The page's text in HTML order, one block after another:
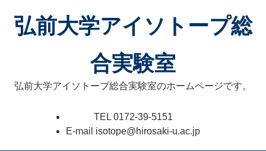
弘前大学アイソトープ総
合実験室
弘前大学アイソトープ総合実験室のホームページです。
TEL 0172-39-5151
E-mail isotope@hirosaki-u.ac.jp